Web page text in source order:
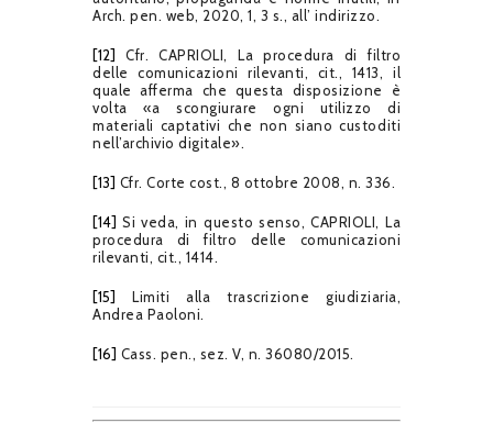
Arch. pen. web, 2020, 1, 3 s., all’ indirizzo.
[12]
Cfr. CAPRIOLI, La procedura di filtro
delle comunicazioni rilevanti, cit., 1413, il
quale afferma che questa disposizione è
volta «a scongiurare ogni utilizzo di
materiali captativi che non siano custoditi
nell’archivio digitale».
[13] Cfr. Corte cost., 8 ottobre 2008, n. 336.
[14] Si veda, in questo senso, CAPRIOLI, La
procedura di filtro delle comunicazioni
rilevanti, cit., 1414.
[15]
Limiti alla trascrizione giudiziaria,
Andrea Paoloni.
[16] Cass. pen., sez. V, n. 36080/2015.